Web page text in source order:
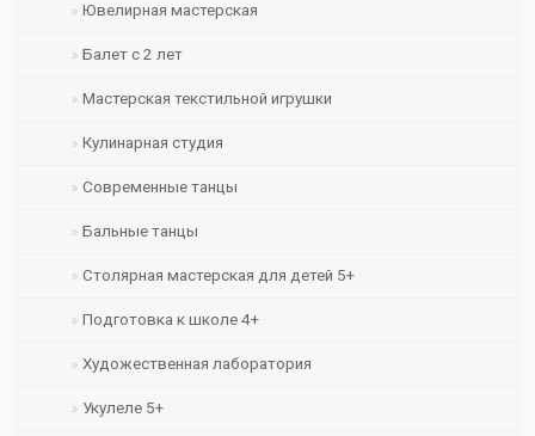
Ювелирная мастерская
Балет с 2 лет
Мастерская текстильной игрушки
Кулинарная студия
Современные танцы
Бальные танцы
Столярная мастерская для детей 5+
Подготовка к школе 4+
Художественная лаборатория
Укулеле 5+